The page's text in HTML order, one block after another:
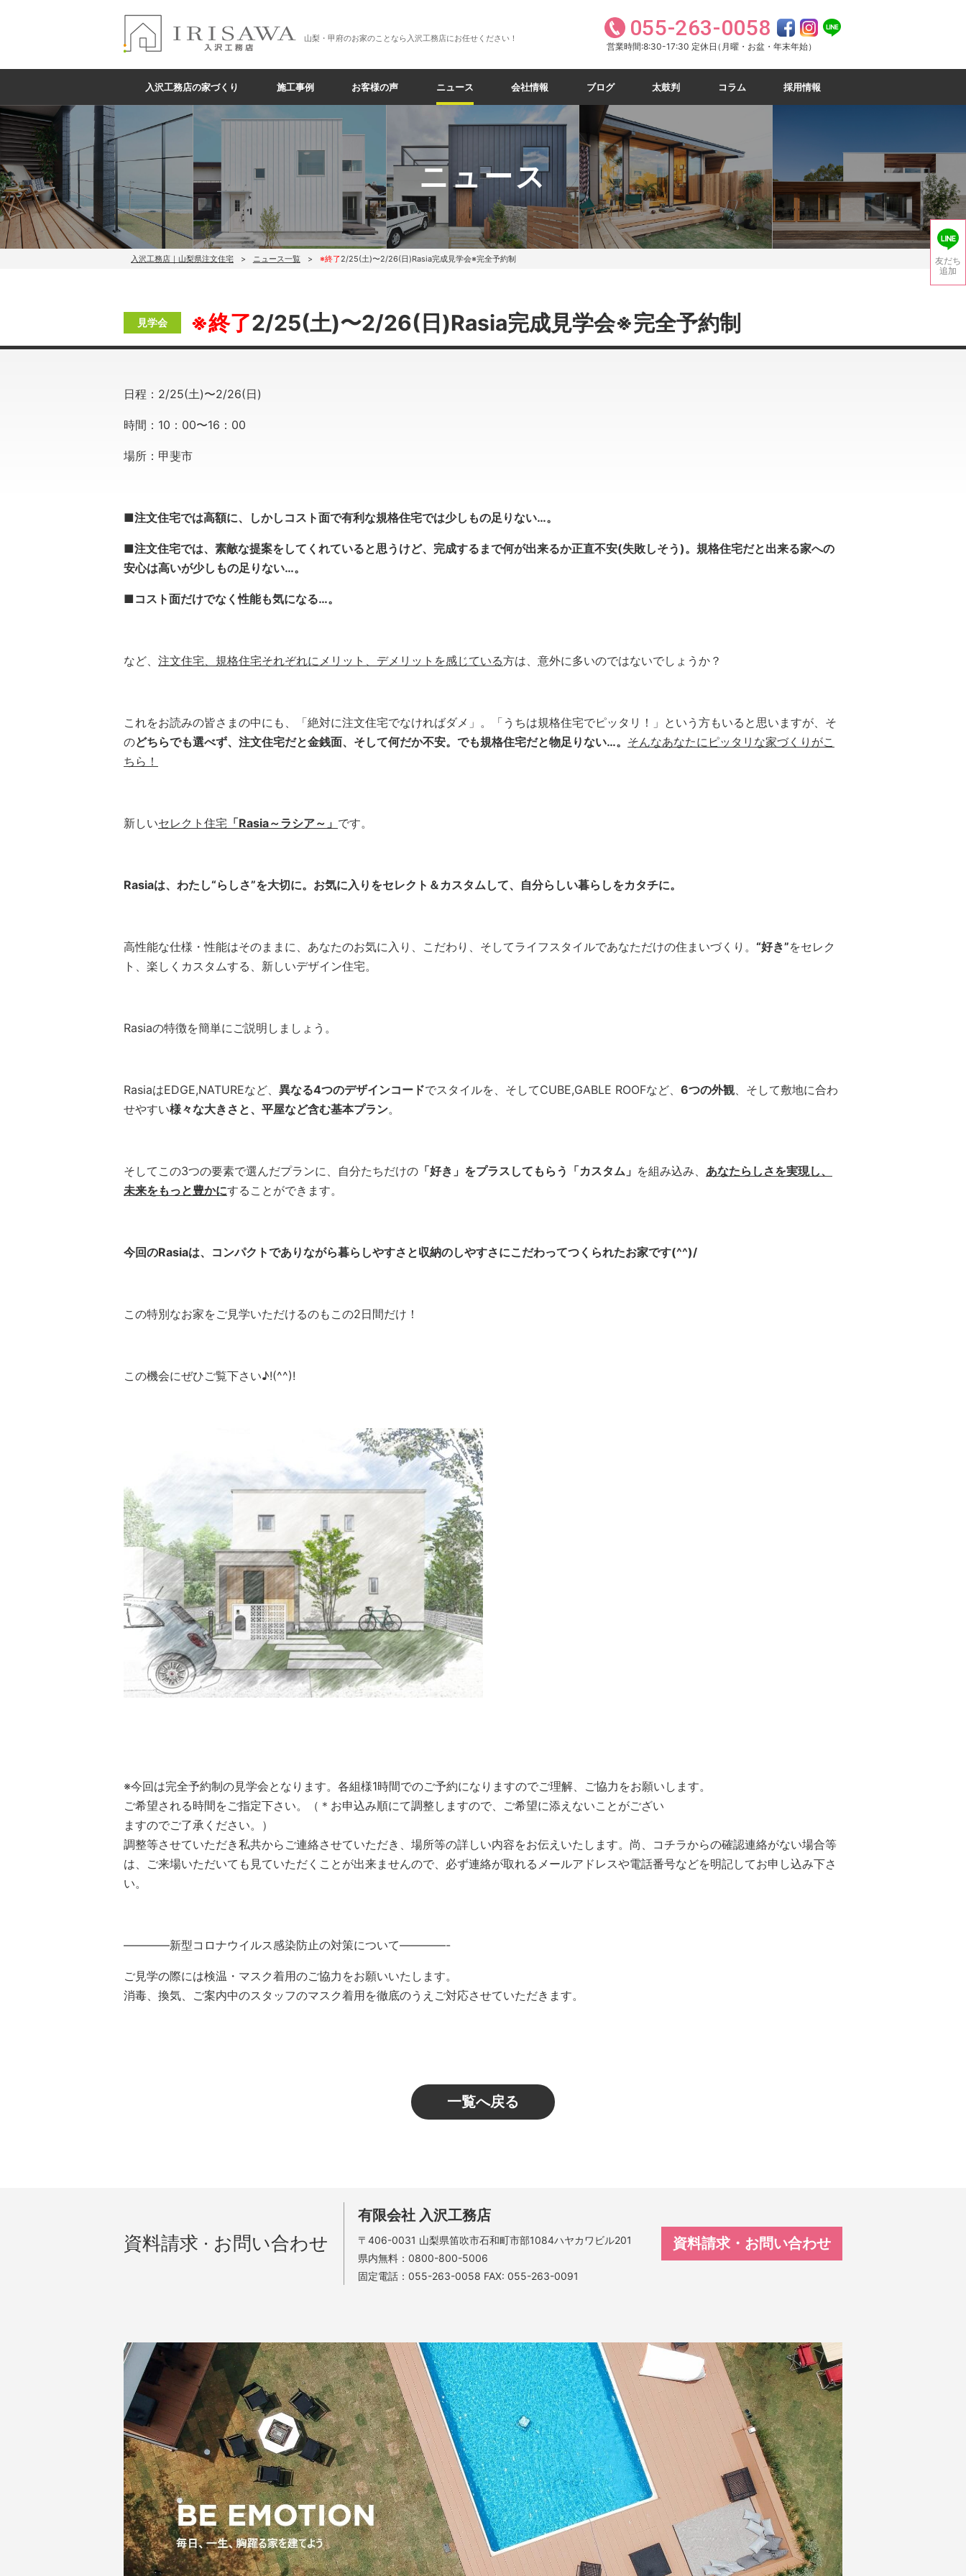
山梨・甲府のお家のことなら入沢工務店にお任せください！ 055-263-0058
営業時間:8:30-17:30 定休日（月曜・お盆・年末年始）
入沢工務店の家づくり 施工事例 お客様の声 ニュース 会社情報 ブログ 太鼓判 コラム 採用情報
ニュース
入沢工務店｜山梨県注文住宅 ニュース一覧 ※終了2/25(土)〜2/26(日)Rasia完成見学会※完全予約制
※終了2/25(土)〜2/26(日)Rasia完成見学会※完全予約制
日程：2/25(土)〜2/26(日)
時間：10：00〜16：00
場所：甲斐市
■注文住宅では高額に、しかしコスト面で有利な規格住宅では少しもの足りない…。
■注文住宅では、素敵な提案をしてくれていると思うけど、完成するまで何が出来るか正直不安(失敗しそう)。規格住宅だと出来る家への
安心は高いが少しもの足りない…。
■ コスト面だけでなく性能も気になる…。
など、 注文住宅、規格住宅それぞれにメリット、デメリットを感じている方は、意外に多いのではないでしょうか？
これをお読みの皆さまの中にも、「絶対に注文住宅でなければダメ」。「うちは規格住宅でピッタリ！」という方もいると思いますが、そ
のどちらでも選べず、注文住宅だと金銭面、そして何だか不安。でも規格住宅だと物足りない…。 そんなあなたにピッタリな家づくりがこ
ちら！
新しいセレクト住宅 「Rasia～ラシア～」 です。
Rasiaは、わたし“らしさ”を大切に。お気に入りをセレクト＆カスタムして、自分らしい暮らしをカタチに。
高性能な仕様・性能はそのままに、あなたのお気に入り、こだわり、そしてライフスタイルであなただけの住まいづくり。 “好き”をセレク
ト、楽しくカスタムする、新しいデザイン住宅。
Rasiaの特徴を簡単にご説明しましょう。
RasiaはEDGE,NATUREなど、 異なる4つのデザインコードでスタイルを、そしてCUBE,GABLE ROOFなど、 6つの外観、そして敷地に合わ
せやすい様々な大きさと、平屋など含む基本プラン。
そしてこの3つの要素で選んだプランに、自分たちだけの 「好き」をプラスしてもらう「カスタム」 を組み込み、 あなたらしさを実現し、
未来をもっと豊かにすることができます。
今回のRasiaは、コンパクトでありながら暮らしやすさと収納のしやすさにこだわってつくられたお家です(^^)/
この特別なお家をご見学いただけるのもこの2日間だけ！
この機会にぜひご覧下さい♪!(^^)!
※今回は完全予約制の見学会となります。各組様1時間でのご予約になりますのでご理解、ご協力をお願いします。
ご希望される時間をご指定下さい。（＊お申込み順にて調整しますので、ご希望に添えないことがござい
ますのでご了承ください。）
調整等させていただき私共からご連絡させていただき、場所等の詳しい内容をお伝えいたします。尚、コチラからの確認連絡がない場合等
は、ご来場いただいても見ていただくことが出来ませんので、必ず連絡が取れるメールアドレスや電話番号などを明記してお申し込み下さ
い。
————新型コロナウイルス感染防止の対策について————-
ご見学の際には検温・マスク着用のご協力をお願いいたします。
消毒、換気、ご案内中のスタッフのマスク着用を徹底のうえご対応させていただきます。
一覧へ戻る
資料請求 · お問い合わせ
有限会社 入沢工務店
〒406-0031 山梨県笛吹市石和町市部1084ハヤカワビル201
県内無料： 0800-800-5006
固定電話： 055-263-0058 FAX: 055-263-0091
資料請求・お問い合わせ
友だち
追加